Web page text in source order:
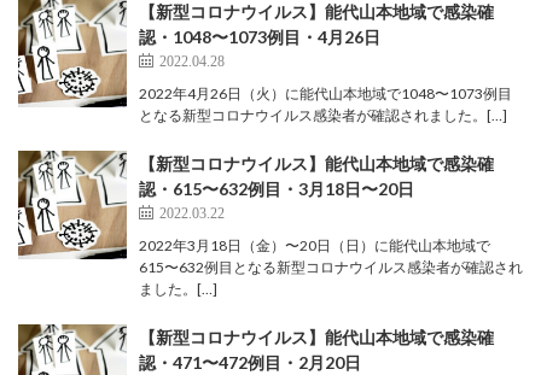
【新型コロナウイルス】能代山本地域で感染確
認・1048〜1073例目・4月26日
2022.04.28
2022年4月26日（火）に能代山本地域で1048〜1073例目
となる新型コロナウイルス感染者が確認されました。[…]
【新型コロナウイルス】能代山本地域で感染確
認・615〜632例目・3月18日〜20日
2022.03.22
2022年3月18日（金）〜20日（日）に能代山本地域で
615〜632例目となる新型コロナウイルス感染者が確認され
ました。[…]
【新型コロナウイルス】能代山本地域で感染確
認・471〜472例目・2月20日